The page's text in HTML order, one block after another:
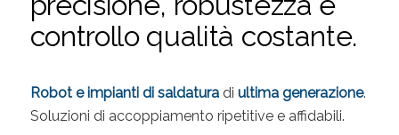
controllo qualità costante.
Robot e impianti di saldaturadi ultima generazione.
Soluzioni di accoppiamento ripetitive e affidabili.